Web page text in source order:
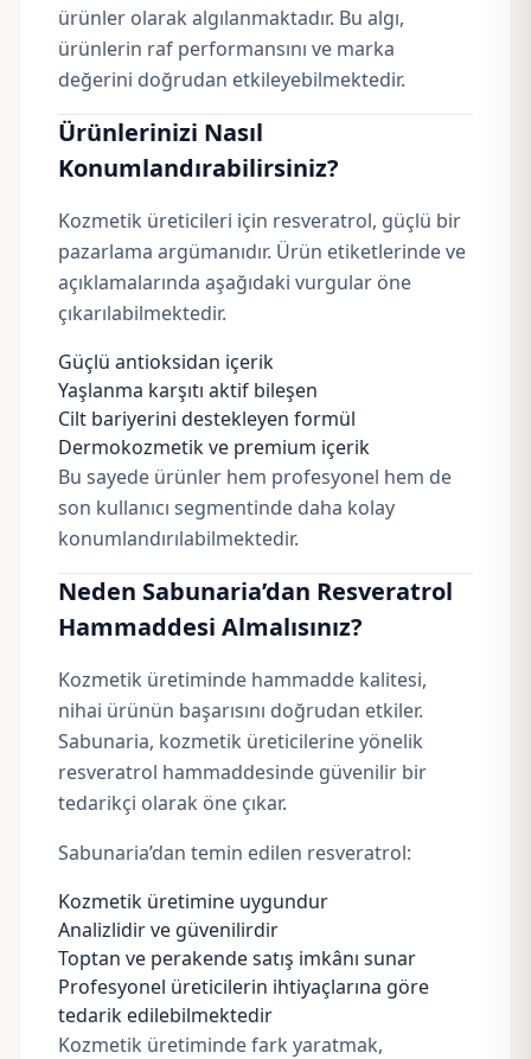
ürünler olarak algılanmaktadır. Bu algı,
ürünlerin raf performansını ve marka
değerini doğrudan etkileyebilmektedir.
Ürünlerinizi Nasıl
Konumlandırabilirsiniz?
Kozmetik üreticileri için resveratrol, güçlü bir
pazarlama argümanıdır. Ürün etiketlerinde ve
açıklamalarında aşağıdaki vurgular öne
çıkarılabilmektedir.
Güçlü antioksidan içerik
Yaşlanma karşıtı aktif bileşen
Cilt bariyerini destekleyen formül
Dermokozmetik ve premium içerik
Bu sayede ürünler hem profesyonel hem de
son kullanıcı segmentinde daha kolay
konumlandırılabilmektedir.
Neden Sabunaria’dan Resveratrol
Hammaddesi Almalısınız?
Kozmetik üretiminde hammadde kalitesi,
nihai ürünün başarısını doğrudan etkiler.
Sabunaria, kozmetik üreticilerine yönelik
resveratrol hammaddesinde güvenilir bir
tedarikçi olarak öne çıkar.
Sabunaria’dan temin edilen resveratrol:
Kozmetik üretimine uygundur
Analizlidir ve güvenilirdir
Toptan ve perakende satış imkânı sunar
Profesyonel üreticilerin ihtiyaçlarına göre
tedarik edilebilmektedir
Kozmetik üretiminde fark yaratmak,